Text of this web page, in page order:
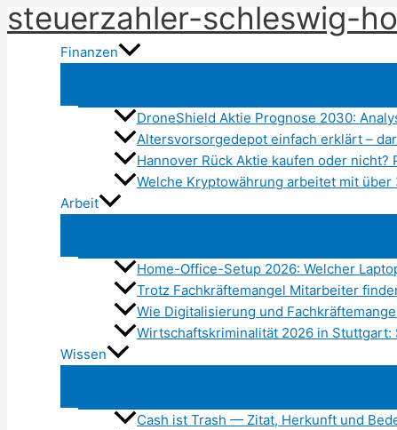
Zum
Inhalt
springen
steuerzahler-schleswig-
Finanzen
DroneShield Aktie Prognose 2030:
Altersvorsorgedepot einfach erklärt –
Hannover Rück Aktie kaufen oder nicht?
Welche Kryptowährung arbeitet mit
Arbeit
Home-Office-Setup 2026: Welcher
Trotz Fachkräftemangel Mitarbeiter
Wie Digitalisierung und
Wirtschaftskriminalität 2026 in
Wissen
Cash ist Trash — Zitat, Herkunft und